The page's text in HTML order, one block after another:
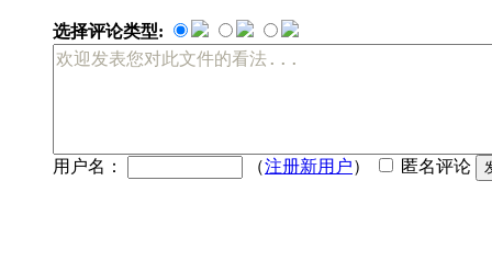
选择评论类型:
用户名： （注册新用户） 匿名评论